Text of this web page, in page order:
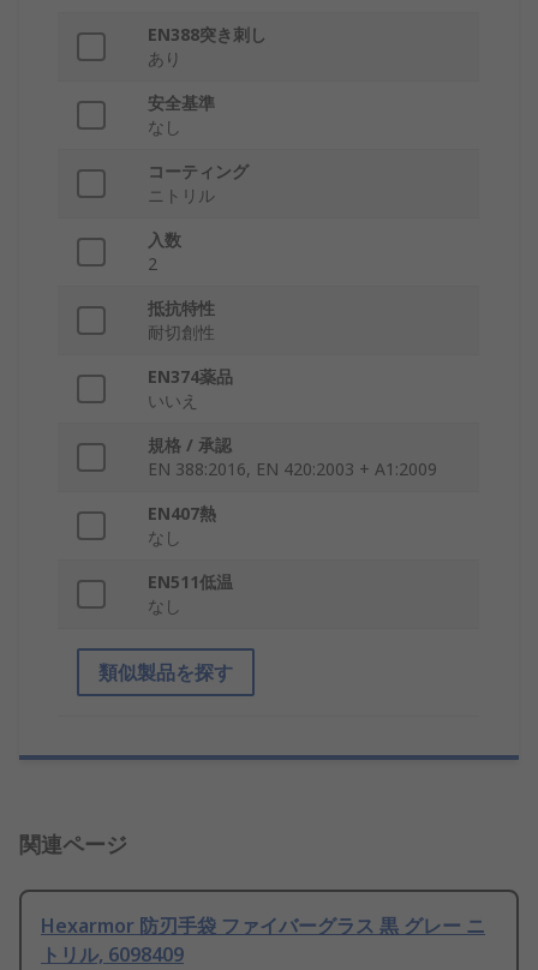
EN388突き刺し
あり
安全基準
なし
コーティング
ニトリル
入数
2
抵抗特性
耐切創性
EN374薬品
いいえ
規格 / 承認
EN 388:2016, EN 420:2003 + A1:2009
EN407熱
なし
EN511低温
なし
類似製品を探す
関連ページ
Hexarmor 防刃手袋 ファイバーグラス 黒 グレー ニ
トリル, 6098409